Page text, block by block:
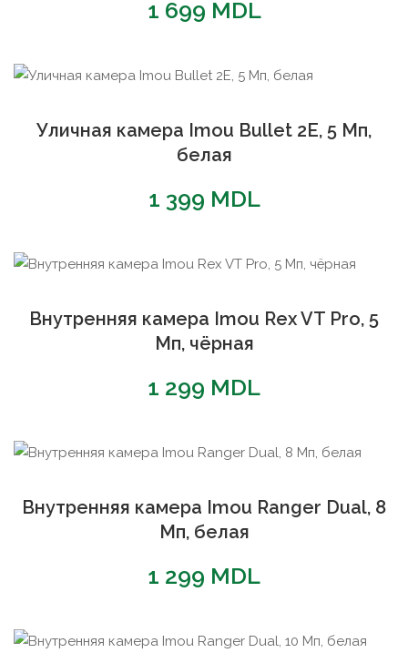
1 699 MDL
Уличная камера Imou Bullet 2E, 5 Мп,
белая
1 399 MDL
Внутренняя камера Imou Rex VT Pro, 5
Мп, чёрная
1 299 MDL
Внутренняя камера Imou Ranger Dual, 8
Мп, белая
1 299 MDL